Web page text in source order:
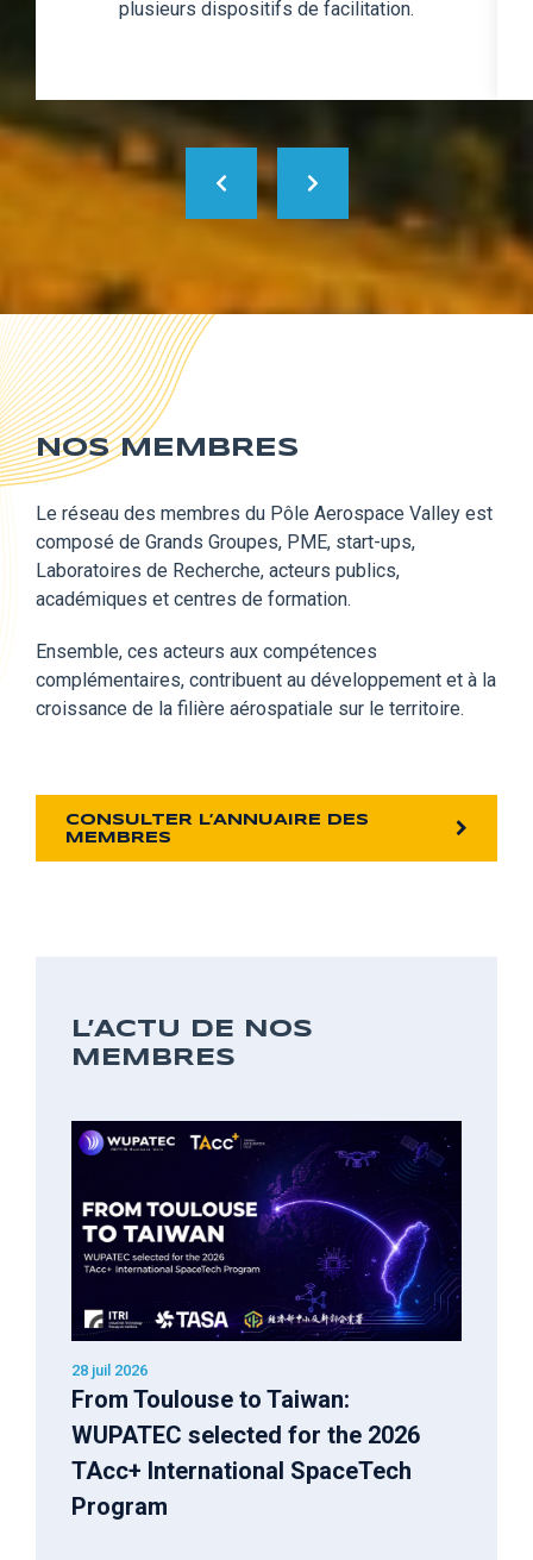
plusieurs dispositifs de facilitation.
NOS MEMBRES
Le réseau des membres du Pôle Aerospace Valley est
composé de Grands Groupes, PME, start-ups,
Laboratoires de Recherche, acteurs publics,
académiques et centres de formation.
Ensemble, ces acteurs aux compétences
complémentaires, contribuent au développement et à la
croissance de la filière aérospatiale sur le territoire.
CONSULTER L’ANNUAIRE DES
MEMBRES
L’ACTU DE NOS
MEMBRES
28 juil 2026
From Toulouse to Taiwan:
WUPATEC selected for the 2026
TAcc+ International SpaceTech
Program